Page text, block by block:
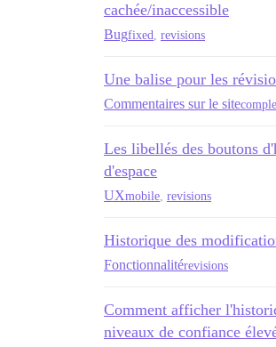
cachée/inaccessible
Bugfixed revisions
Une balise pour les
Commentaires sur le site
Les libellés des boutons
d'espace
UXmobile revisions
Historique des
Fonctionnalitérevisions
Comment afficher
niveaux de confiance